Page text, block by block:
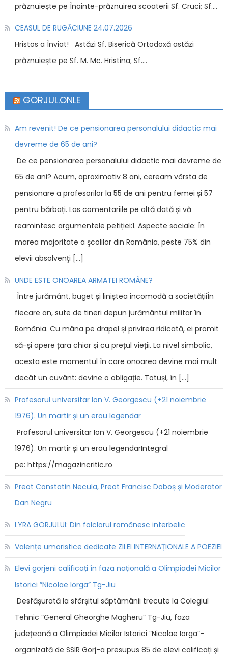
prăznuiește pe Înainte-prăznuirea scoaterii Sf. Cruci; Sf....
CEASUL DE RUGĂCIUNE 24.07.2026
Hristos a Înviat! Astăzi Sf. Biserică Ortodoxă astăzi
prăznuiește pe Sf. M. Mc. Hristina; Sf....
GORJUL.ONLE
Am revenit! De ce pensionarea personalului didactic mai
devreme de 65 de ani?
De ce pensionarea personalului didactic mai devreme de
65 de ani? Acum, aproximativ 8 ani, ceream vârsta de
pensionare a profesorilor la 55 de ani pentru femei și 57
pentru bărbați. Las comentariile pe altă dată și vă
reamintesc argumentele petiției:1. Aspecte sociale: În
marea majoritate a şcolilor din România, peste 75% din
elevii absolvenţi […]
UNDE ESTE ONOAREA ARMATEI ROMÂNE?
Între jurământ, buget și liniștea incomodă a societățiiÎn
fiecare an, sute de tineri depun jurământul militar în
România. Cu mâna pe drapel și privirea ridicată, ei promit
să-și apere țara chiar și cu prețul vieții. La nivel simbolic,
acesta este momentul în care onoarea devine mai mult
decât un cuvânt: devine o obligație. Totuși, în […]
Profesorul universitar Ion V. Georgescu (+21 noiembrie
1976). Un martir și un erou legendar
Profesorul universitar Ion V. Georgescu (+21 noiembrie
1976). Un martir și un erou legendarIntegral
pe: https://magazincritic.ro
Preot Constatin Necula, Preot Francisc Doboș și Moderator
Dan Negru
LYRA GORJULUI: Din folclorul românesc interbelic
Valențe umoristice dedicate ZILEI INTERNAȚIONALE A POEZIEI
Elevi gorjeni calificați în faza națională a Olimpiadei Micilor
Istorici ”Nicolae Iorga” Tg-Jiu
Desfășurată la sfârșitul săptămânii trecute la Colegiul
Tehnic ”General Gheorghe Magheru” Tg-Jiu, faza
județeană a Olimpiadei Micilor Istorici ”Nicolae Iorga”-
organizată de SSIR Gorj-a presupus 85 de elevi calificați și